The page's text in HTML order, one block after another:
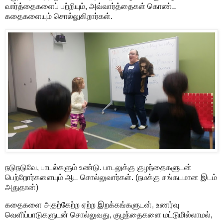
வார்த்தைகளைப் பற்றியும், அவ்வார்த்தைகள் கொண்ட
கதைகளையும் சொல்லுகிறார்கள்.
நடுநடுவே, பாடல்களும் உண்டு. பாடலுக்கு குழந்தைகளுடன்
பெற்றோர்களையும் ஆட சொல்லுவார்கள். (நமக்கு சங்கடமான இடம்
அதுதான்)
கதைகளை அதற்கேற்ற ஏற்ற இறக்கங்களுடன், உணர்வு
வெளிப்பாடுகளுடன் சொல்லுவது, குழந்தைகளை மட்டுமில்லாமல்,